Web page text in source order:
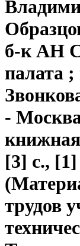
б-к АН
палата ;
-
[3] с.,
трудов